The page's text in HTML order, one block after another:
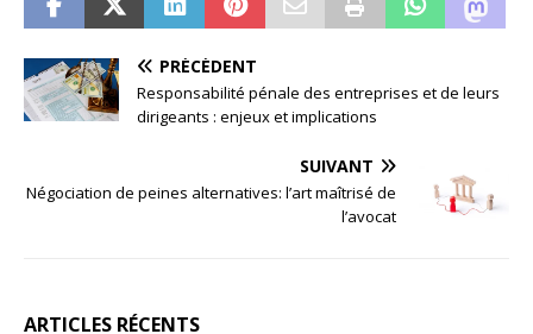
PRÉCÉDENT
Responsabilité pénale des entreprises et de leurs
dirigeants : enjeux et implications
SUIVANT
Négociation de peines alternatives: l’art maîtrisé de
l’avocat
ARTICLES RÉCENTS